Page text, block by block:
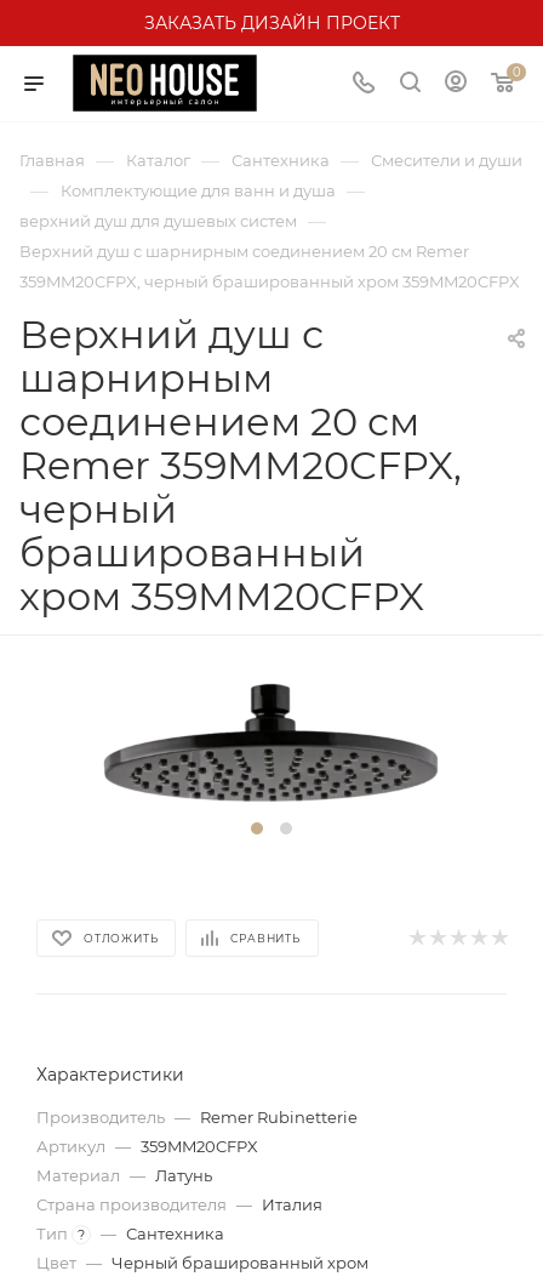
ЗАКАЗАТЬ ДИЗАЙН ПРОЕКТ
0
Главная — Каталог — Сантехника — Смесители и души
— Комплектующие для ванн и душа —
верхний душ для душевых систем —
Верхний душ с шарнирным соединением 20 см Remer
359MM20CFPX, черный брашированный хром 359MM20CFPX
Верхний душ с
шарнирным
соединением 20 см
Remer 359MM20CFPX,
черный
брашированный
хром 359MM20CFPX
ОТЛОЖИТЬ СРАВНИТЬ
Характеристики
Производитель — Remer Rubinetterie
Артикул — 359MM20CFPX
Материал — Латунь
Страна производителя — Италия
Тип
? — Сантехника
Цвет — Черный брашированный хром